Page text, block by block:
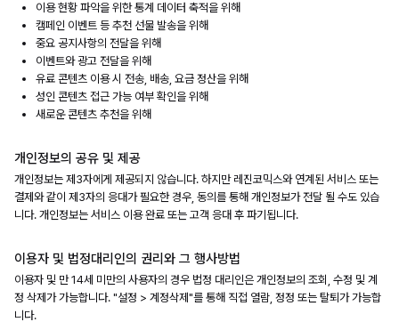
이용 현황 파악을 위한 통계 데이터 축적을 위해
캠페인 이벤트 등 추천 선물 발송을 위해
중요 공지사항의 전달을 위해
이벤트와 광고 전달을 위해
유료 콘텐츠 이용 시 전송, 배송, 요금 정산을 위해
성인 콘텐츠 접근 가능 여부 확인을 위해
새로운 콘텐츠 추천을 위해
개인정보의 공유 및 제공
개인정보는 제3자에게 제공되지 않습니다. 하지만 레진코믹스와 연계된 서비스 또는
결제와 같이 제3자의 응대가 필요한 경우, 동의를 통해 개인정보가 전달 될 수도 있습
니다. 개인정보는 서비스 이용 완료 또는 고객 응대 후 파기됩니다.
이용자 및 법정대리인의 권리와 그 행사방법
이용자 및 만 14세 미만의 사용자의 경우 법정 대리인은 개인정보의 조회, 수정 및 계
정 삭제가 가능합니다. "설정 > 계정삭제"를 통해 직접 열람, 정정 또는 탈퇴가 가능합
니다.